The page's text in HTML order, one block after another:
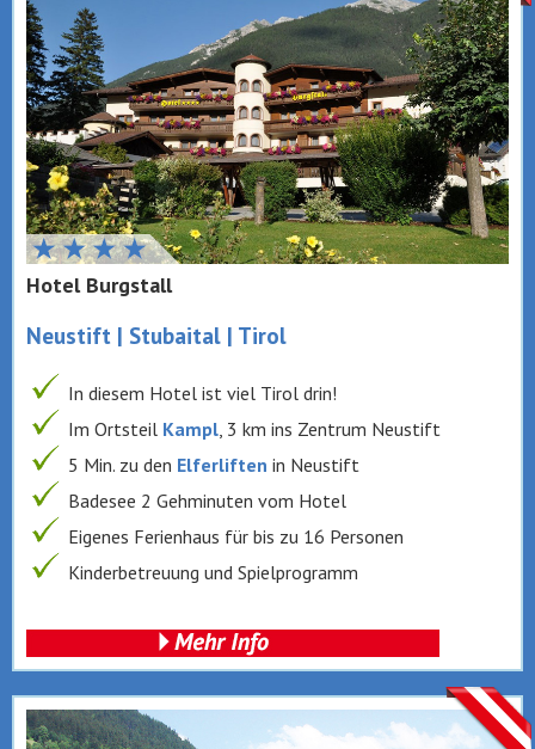
Hotel Burgstall
Neustift | Stubaital | Tirol
In diesem Hotel ist viel Tirol drin!
Im Ortsteil Kampl, 3 km ins Zentrum Neustift
5 Min. zu den Elferliften in Neustift
Badesee 2 Gehminuten vom Hotel
Eigenes Ferienhaus für bis zu 16 Personen
Kinderbetreuung und Spielprogramm